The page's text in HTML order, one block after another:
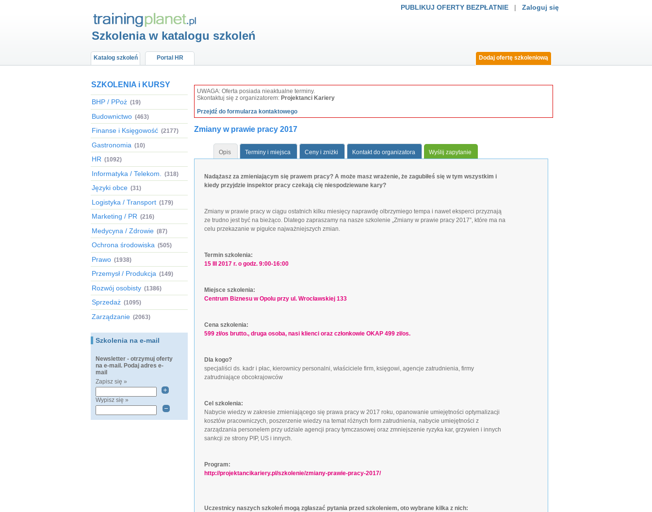
PUBLIKUJ OFERTY BEZPŁATNIE | Zaloguj się
Szkolenia w katalogu szkoleń
Katalog szkoleń Dodaj ofertę szkoleniową
Portal HR
SZKOLENIA i KURSY
BHP / PPoż (19)
Budownictwo (463)
Finanse i Księgowość (2177)
Gastronomia (10)
HR (1092)
Informatyka / Telekom. (318)
Języki obce (31)
Logistyka / Transport (179)
Marketing / PR (216)
Medycyna / Zdrowie (87)
Ochrona środowiska (505)
Prawo (1938)
Przemysł / Produkcja (149)
Rozwój osobisty (1386)
Sprzedaż (1095)
Zarządzanie (2063)
Szkolenia na e-mail
Newsletter - otrzymuj oferty
na e-mail. Podaj adres e-
mail
Zapisz się »
Wypisz się »
UWAGA: Oferta posiada nieaktualne terminy.
Skontaktuj się z organizatorem: Projektanci Kariery
Przejdź do formularza kontaktowego
Zmiany w prawie pracy 2017
Opis Terminy i miejsca Ceny i zniżki Kontakt do organizatora Wyślij zapytanie
Nadążasz za zmieniającym się prawem pracy? A może masz wrażenie, że zagubiłeś się w tym wszystkim i
kiedy przyjdzie inspektor pracy czekają cię niespodziewane kary?
Zmiany w prawie pracy w ciągu ostatnich kilku miesięcy naprawdę olbrzymiego tempa i nawet eksperci przyznają
ze trudno jest być na bieżąco. Dlatego zapraszamy na nasze szkolenie „Zmiany w prawie pracy 2017”, które ma na
celu przekazanie w pigułce najważniejszych zmian.
Termin szkolenia:
15 III 2017 r. o godz. 9:00-16:00
Miejsce szkolenia:
Centrum Biznesu w Opolu przy ul. Wrocławskiej 133
Cena szkolenia:
599 zł/os brutto., druga osoba, nasi klienci oraz członkowie OKAP 499 zł/os.
Dla kogo?
specjaliści ds. kadr i płac, kierownicy personalni, właściciele firm, księgowi, agencje zatrudnienia, firmy
zatrudniające obcokrajowców
Cel szkolenia:
Nabycie wiedzy w zakresie zmieniającego się prawa pracy w 2017 roku, opanowanie umiejętności optymalizacji
kosztów pracowniczych, poszerzenie wiedzy na temat różnych form zatrudnienia, nabycie umiejętności z
zarządzania personelem przy udziale agencji pracy tymczasowej oraz zmniejszenie ryzyka kar, grzywien i innych
sankcji ze strony PIP, US i innych.
Program:
http://projektancikariery.pl/szkolenie/zmiany-prawie-pracy-2017/
Uczestnicy naszych szkoleń mogą zgłaszać pytania przed szkoleniem, oto wybrane kilka z nich: